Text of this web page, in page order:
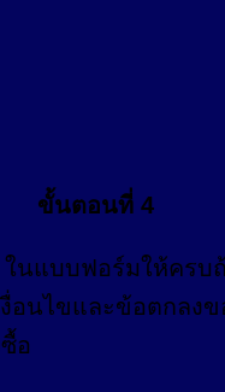
ขั้นตอนที่ 4
ในแบบฟอร์มให้ครบ
อนไขและข้อตกลงข
อ